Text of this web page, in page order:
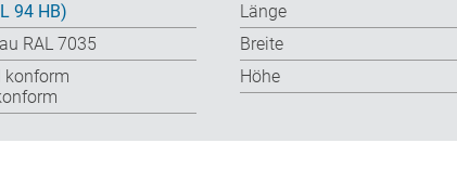
94 HB)
RAL 7035
konform
Länge
Breite
Höhe